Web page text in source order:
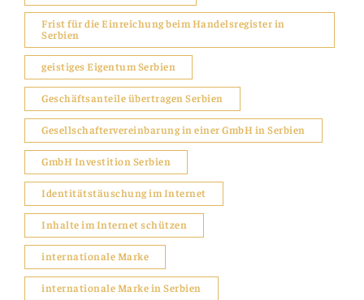
Frist für die Einreichung beim Handelsregister in
Serbien
geistiges Eigentum Serbien
Geschäftsanteile übertragen Serbien
Gesellschaftervereinbarung in einer GmbH in Serbien
GmbH Investition Serbien
Identitätstäuschung im Internet
Inhalte im Internet schützen
internationale Marke
internationale Marke in Serbien